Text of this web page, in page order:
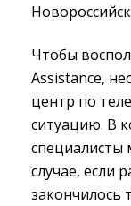
Чтобы
Assistance,
центр по
ситуацию. В
специалисты
случае, если
закончилось